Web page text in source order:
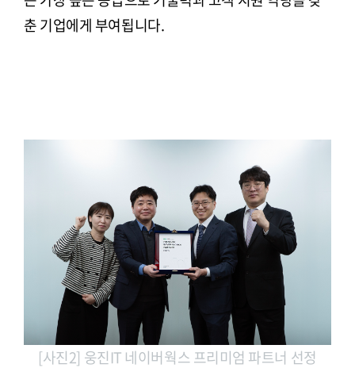
춘 기업에게 부여됩니다.
[사진2] 웅진IT 네이버웍스 프리미엄 파트너 선정